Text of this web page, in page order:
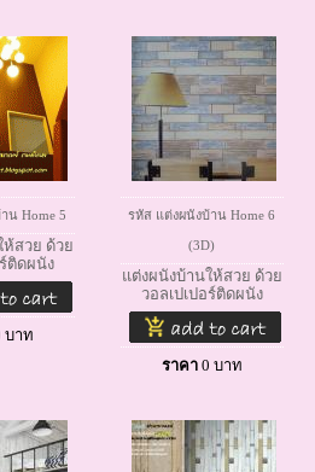
น Home 5
ห้สวย ด้วย
ติดผนัง
บาท
รหัส แต่งผนังบ้าน Home 6
(3D)
แต่งผนังบ้านให้สวย ด้วย
วอลเปเปอร์ติดผนัง
ราคา 0 บาท